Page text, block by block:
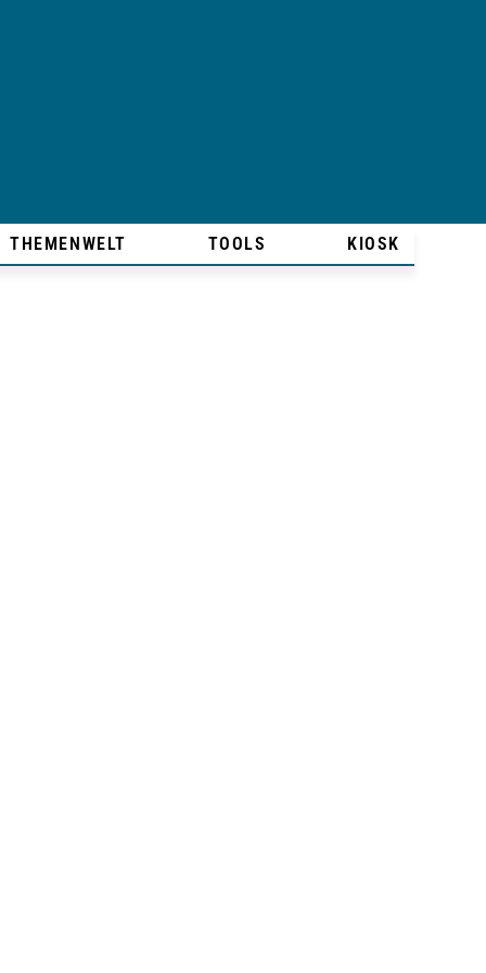
THEMENWELT TOOLS KIOSK